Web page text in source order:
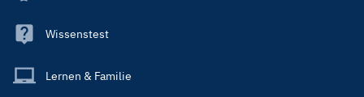
Wissenstest
Lernen & Familie